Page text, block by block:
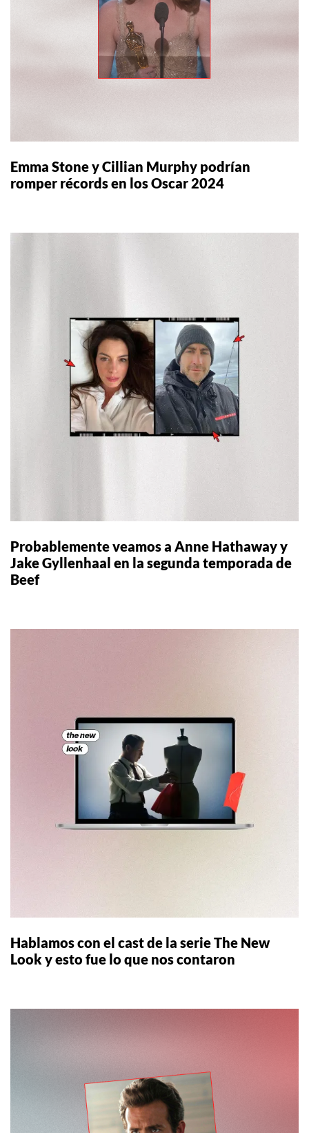
Emma Stone y Cillian Murphy podrían
romper récords en los Oscar 2024
Probablemente veamos a Anne Hathaway y
Jake Gyllenhaal en la segunda temporada de
Beef
Hablamos con el cast de la serie The New
Look y esto fue lo que nos contaron